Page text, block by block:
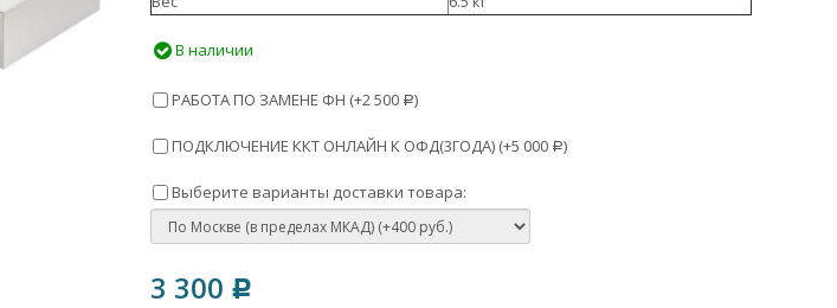
В наличии
РАБОТА ПО ЗАМЕНЕ ФН (+2 500 Р)
ПОДКЛЮЧЕНИЕ ККТ ОНЛАЙН К ОФД(3ГОДА) (+5 000 Р)
Выберите варианты доставки товара:
3 300 Р